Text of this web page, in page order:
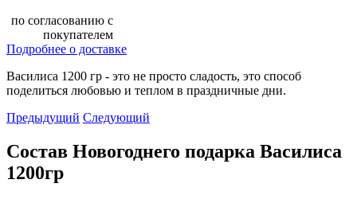
по согласованию с
покупателем
Подробнее о доставке
Василиса 1200 гр - это не просто сладость, это способ
поделиться любовью и теплом в праздничные дни.
Предыдущий Следующий
Состав Новогоднего подарка Василиса
1200гр